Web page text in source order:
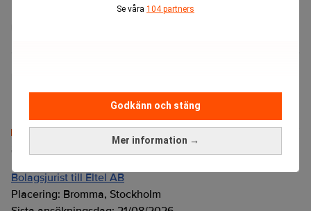
Se våra 104 partners
Mer information →
Godkänn och stäng
Senaste lediga jobben
Bolagsjurist till Eltel AB
Placering: Bromma, Stockholm